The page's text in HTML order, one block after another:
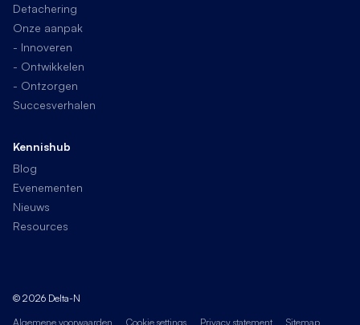
Detachering
Onze aanpak
- Innoveren
- Ontwikkelen
- Ontzorgen
Succesverhalen
Kennishub
Blog
Evenementen
Nieuws
Resources
© 2026 Delta-N
Algemene voorwaarden
Cookie settings Privacy statement Sitemap